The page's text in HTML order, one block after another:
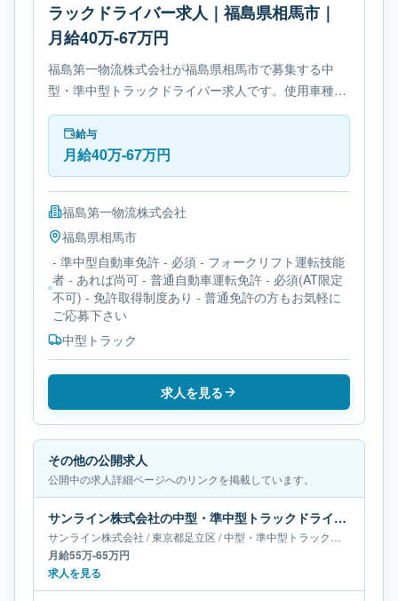
ラックドライバー求人｜福島県相馬市｜
月給40万-67万円
福島第一物流株式会社が福島県相馬市で募集する中
型・準中型トラックドライバー求人です。使用車種は
中型トラックです。勤務時間は- 変形労働時間制で
す。必要免許は- 準中型自動車免許です。
給与
月給40万-67万円
福島第一物流株式会社
福島県相馬市
- 準中型自動車免許 - 必須 - フォークリフト運転技能
者 - あれば尚可 - 普通自動車運転免許 - 必須(AT限定
不可) - 免許取得制度あり - 普通免許の方もお気軽に
ご応募下さい
中型トラック
求人を見る
その他の公開求人
公開中の求人詳細ページへのリンクを掲載しています。
サンライン株式会社の中型・準中型トラックドライバー求人｜東京都足立区｜月給55万-65万円
サンライン株式会社 /東京都足立区 /中型・準中型トラックドライバー
月給55万-65万円
求人を見る